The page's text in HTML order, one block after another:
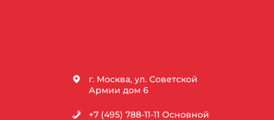
г. Москва, ул. Советской
Армии дом 6
+7 (495) 788-11-11 Основной